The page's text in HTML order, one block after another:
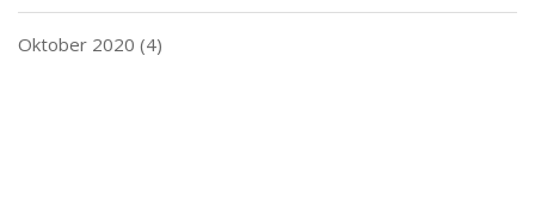
Oktober 2020 (4)